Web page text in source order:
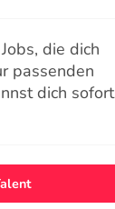
die dich
passenden
dich sofort